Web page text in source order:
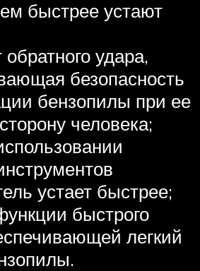
быстрее устают
удара,
безопасность
бензопилы при ее
человека;
устает быстрее;
быстрого
легкий